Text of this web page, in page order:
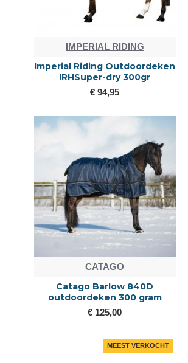
IMPERIAL RIDING
Imperial Riding Outdoordeken
IRHSuper-dry 300gr
€ 94,95
CATAGO
Catago Barlow 840D
outdoordeken 300 gram
€ 125,00
MEEST VERKOCHT